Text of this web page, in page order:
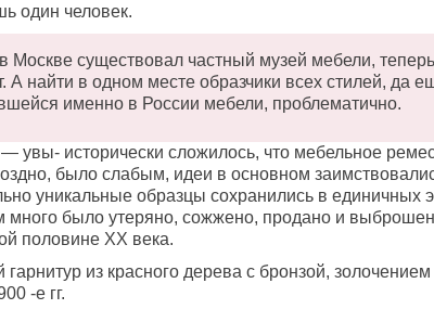
один человек.
Москве существовал частный музей мебели,
А найти в одном месте образчики всех стилей, да
именно в России мебели, проблематично.
увы- исторически сложилось, что мебельное
было слабым, идеи в основном
уникальные образцы сохранились в единичных
было утеряно, сожжено, продано и
половине ХХ века.
из красного дерева с бронзой,
-е гг.